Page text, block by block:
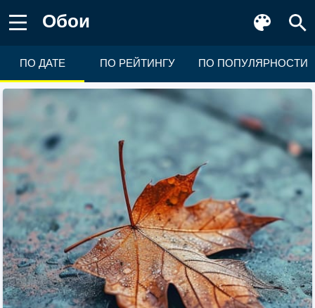
Обои
ПО ДАТЕ ПО РЕЙТИНГУ ПО ПОПУЛЯРНОСТИ